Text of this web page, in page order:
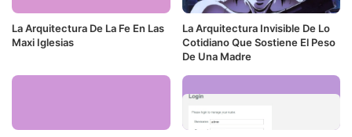
La Arquitectura De La Fe En Las
Maxi Iglesias
La Arquitectura Invisible De Lo
Cotidiano Que Sostiene El Peso
De Una Madre